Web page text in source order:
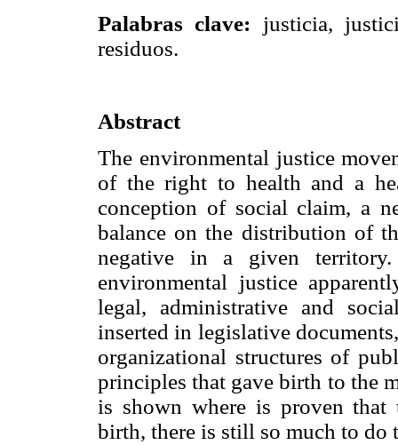
Palabras clave: justicia,
residuos.
Abstract
The environmental justice
of the right to health and a
conception of social claim, a
balance on the distribution of
negative in a given
environmental justice
legal, administrative and
inserted in legislative
organizational structures of
principles that gave birth to the
is shown where is proven that
birth, there is still so much to do